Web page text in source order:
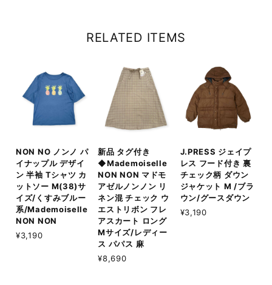
RELATED ITEMS
NON NO ノンノ パ
イナップル デザイ
ン 半袖 Tシャツ カ
ットソー M(38)サ
イズ/くすみブルー
系/Mademoiselle
NON NON
¥3,190
新品 タグ付き
◆Mademoiselle
NON NON マドモ
アゼルノンノン リ
ネン混 チェック ウ
エストリボン フレ
アスカート ロング
Mサイズ/レディー
ス パパス 麻
¥8,690
J.PRESS ジェイプ
レス フード付き 裏
チェック柄 ダウン
ジャケット M /ブラ
ウン/グースダウン
¥3,190